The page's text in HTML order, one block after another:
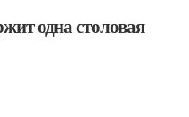
одна столовая